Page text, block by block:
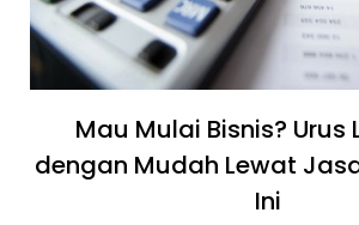
Mau Mulai Bisnis? Urus
dengan Mudah Lewat
Ini